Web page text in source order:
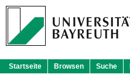
Startseite Browsen Suche